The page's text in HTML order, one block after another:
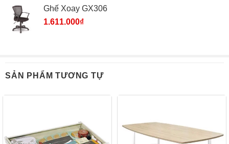
Ghế Xoay GX306
1.611.000₫
SẢN PHẨM TƯƠNG TỰ